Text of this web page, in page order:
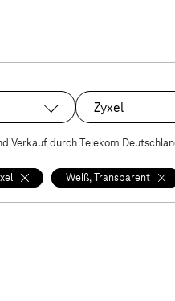
Ausgewählt:
Zyxel
Verkauf durch Telekom
Weiß, Transparent